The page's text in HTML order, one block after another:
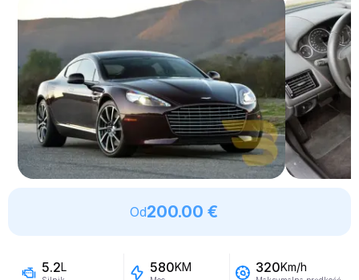
Od200.00 €
5.2L 580KM 320Km/h